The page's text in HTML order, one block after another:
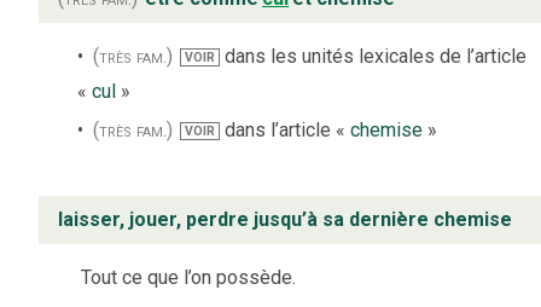
(très fam.) VOIR dans les unités lexicales de l’article
« cul »
(très fam.)
VOIR dans l’article « chemise»
laisser, jouer, perdre jusqu’à sa dernière chemise
Tout ce que l’on possède.